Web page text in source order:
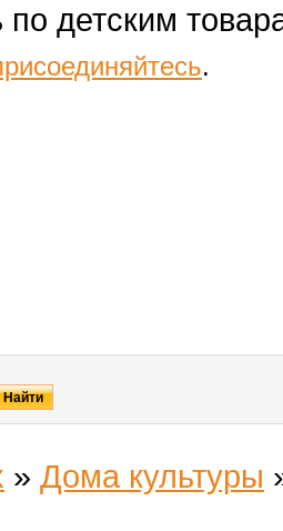
по детским
.
» Дома культуры